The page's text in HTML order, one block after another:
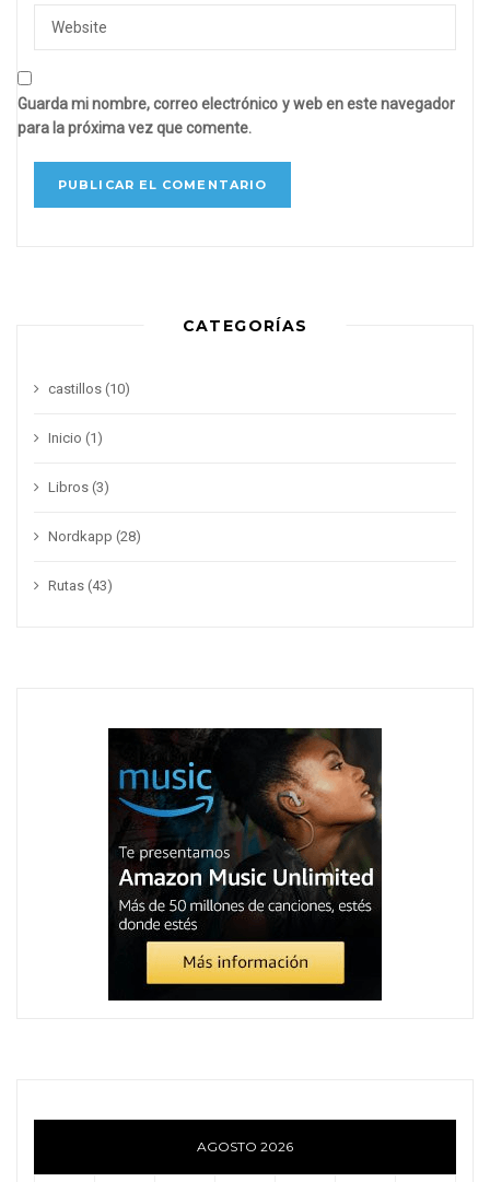
Guarda mi nombre, correo electrónico y web en este navegador
para la próxima vez que comente.
CATEGORÍAS
castillos (10)
Inicio (1)
Libros (3)
Nordkapp (28)
Rutas (43)
AGOSTO 2026